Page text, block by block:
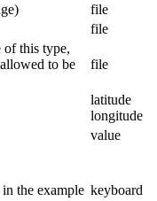
file
file
of this type,
to be
file
latitude
longitude
value
in the example keyboard